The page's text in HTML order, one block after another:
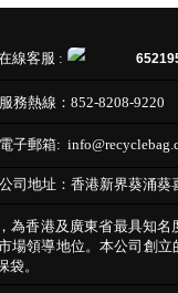
線客服 :
服務熱線： 852-8208-9220
電子郵箱:
公司地址： 香港新界葵涌葵
為香港及廣東省最具知
場領導地位。本公司創
袋。